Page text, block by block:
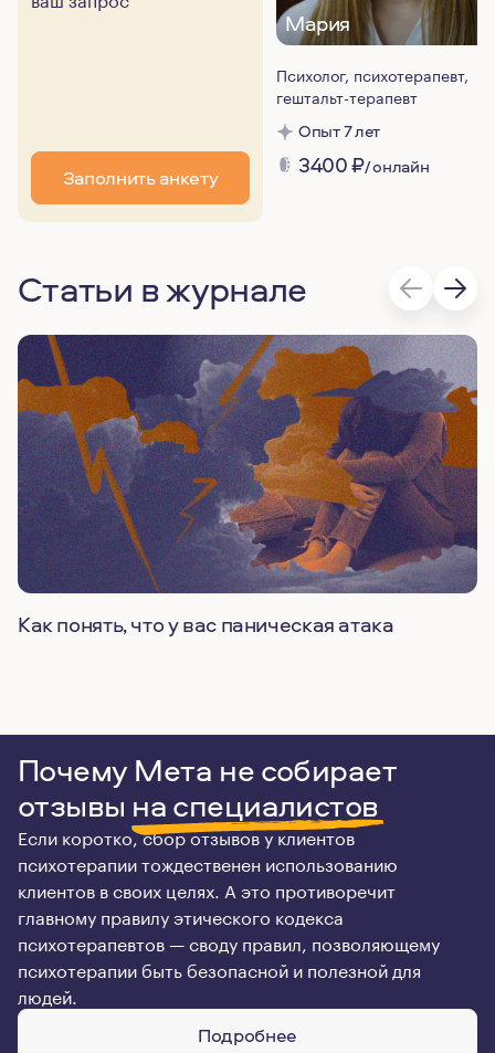
Заполнить анкету
Мария
Психолог, психотерапевт,
гештальт-терапевт
Опыт 7 лет
3400₽/ онлайн
Статьи в журнале
Как понять, что у вас паническая атака
Почему Мета не собирает
отзывы на специалистов
Если коротко, сбор отзывов у клиентов
психотерапии тождественен использованию
клиентов в своих целях. А это противоречит
главному правилу этического кодекса
психотерапевтов — своду правил, позволяющему
психотерапии быть безопасной и полезной для
людей.
Подробнее